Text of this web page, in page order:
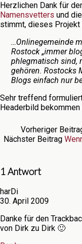
Herzlichen Dank für
Namensvetters und
stimmt, dieses
…Onlinegemeinde
Rostock „immer
phlegmatisch sind,
gehören. Rostocks
Blogs einfach nur
Sehr treffend
Headerbild
Vorheriger
Nächster Beitrag
1 Antwort
harDi
30. April 2009
Danke für den
von Dirk zu Dirk 🙂